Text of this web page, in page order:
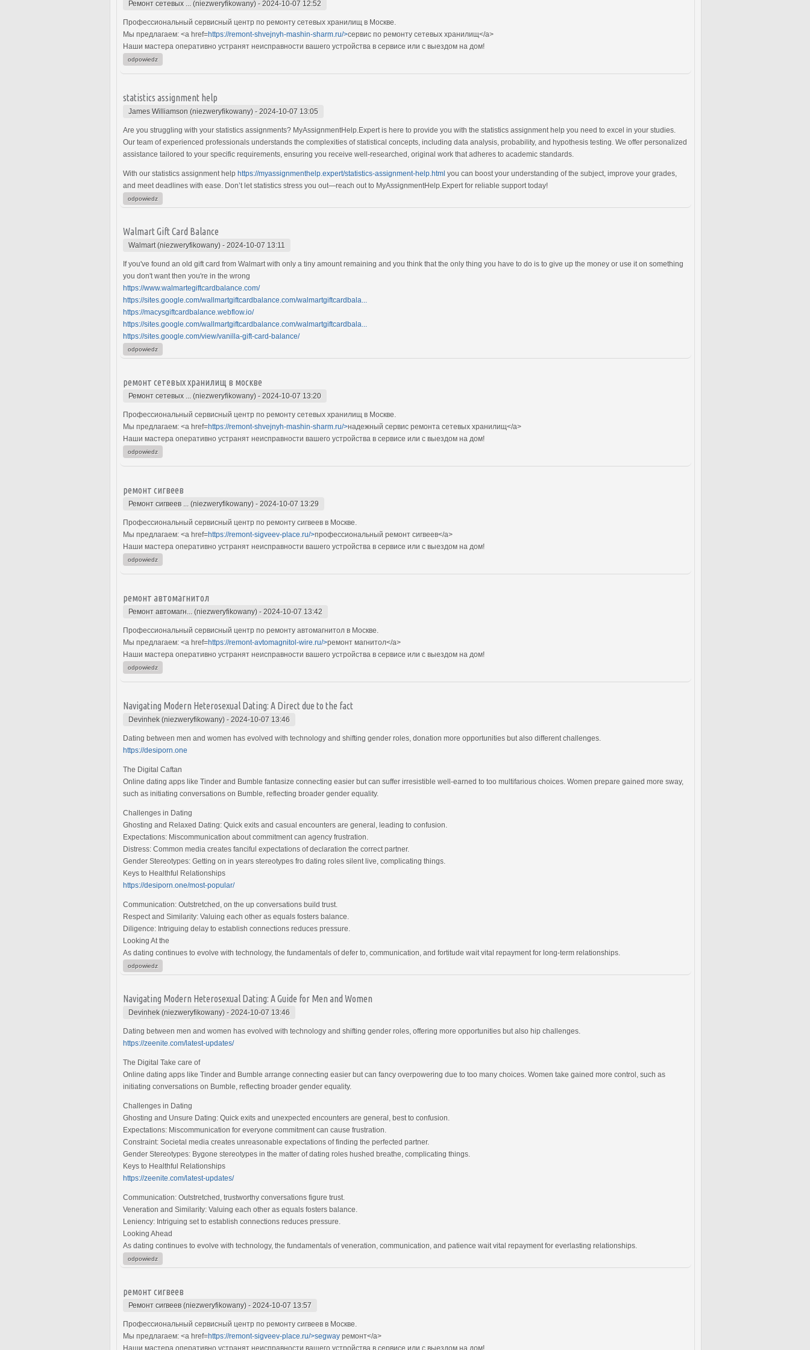
Ремонт сетевых ... (niezweryfikowany) - 2024-10-07 12:52
Профессиональный сервисный центр по ремонту сетевых хранилищ в Москве.
Мы предлагаем: <a href=https://remont-shvejnyh-mashin-sharm.ru/>сервис по ремонту сетевых хранилищ</a>
Наши мастера оперативно устранят неисправности вашего устройства в сервисе или с выездом на дом!
odpowiedz
statistics assignment help
James Williamson (niezweryfikowany) - 2024-10-07 13:05
Are you struggling with your statistics assignments? MyAssignmentHelp.Expert is here to provide you with the statistics assignment help you need to excel in your studies.
Our team of experienced professionals understands the complexities of statistical concepts, including data analysis, probability, and hypothesis testing. We offer personalized
assistance tailored to your specific requirements, ensuring you receive well-researched, original work that adheres to academic standards.
With our statistics assignment help https://myassignmenthelp.expert/statistics-assignment-help.html you can boost your understanding of the subject, improve your grades,
and meet deadlines with ease. Don’t let statistics stress you out—reach out to MyAssignmentHelp.Expert for reliable support today!
odpowiedz
Walmart Gift Card Balance
Walmart (niezweryfikowany) - 2024-10-07 13:11
If you've found an old gift card from Walmart with only a tiny amount remaining and you think that the only thing you have to do is to give up the money or use it on something
you don't want then you're in the wrong
https://www.walmartegiftcardbalance.com/
https://sites.google.com/wallmartgiftcardbalance.com/walmartgiftcardbala...
https://macysgiftcardbalance.webflow.io/
https://sites.google.com/wallmartgiftcardbalance.com/walmartgiftcardbala...
https://sites.google.com/view/vanilla-gift-card-balance/
odpowiedz
ремонт сетевых хранилищ в москве
Ремонт сетевых ... (niezweryfikowany) - 2024-10-07 13:20
Профессиональный сервисный центр по ремонту сетевых хранилищ в Москве.
Мы предлагаем: <a href=https://remont-shvejnyh-mashin-sharm.ru/>надежный сервис ремонта сетевых хранилищ</a>
Наши мастера оперативно устранят неисправности вашего устройства в сервисе или с выездом на дом!
odpowiedz
ремонт сигвеев
Ремонт сигвеев ... (niezweryfikowany) - 2024-10-07 13:29
Профессиональный сервисный центр по ремонту сигвеев в Москве.
Мы предлагаем: <a href=https://remont-sigveev-place.ru/>профессиональный ремонт сигвеев</a>
Наши мастера оперативно устранят неисправности вашего устройства в сервисе или с выездом на дом!
odpowiedz
ремонт автомагнитол
Ремонт автомагн... (niezweryfikowany) - 2024-10-07 13:42
Профессиональный сервисный центр по ремонту автомагнитол в Москве.
Мы предлагаем: <a href=https://remont-avtomagnitol-wire.ru/>ремонт магнитол</a>
Наши мастера оперативно устранят неисправности вашего устройства в сервисе или с выездом на дом!
odpowiedz
Navigating Modern Heterosexual Dating: A Direct due to the fact
Devinhek (niezweryfikowany) - 2024-10-07 13:46
Dating between men and women has evolved with technology and shifting gender roles, donation more opportunities but also different challenges.
https://desiporn.one
The Digital Caftan
Online dating apps like Tinder and Bumble fantasize connecting easier but can suffer irresistible well-earned to too multifarious choices. Women prepare gained more sway,
such as initiating conversations on Bumble, reflecting broader gender equality.
Challenges in Dating
Ghosting and Relaxed Dating: Quick exits and casual encounters are general, leading to confusion.
Expectations: Miscommunication about commitment can agency frustration.
Distress: Common media creates fanciful expectations of declaration the correct partner.
Gender Stereotypes: Getting on in years stereotypes fro dating roles silent live, complicating things.
Keys to Healthful Relationships
https://desiporn.one/most-popular/
Communication: Outstretched, on the up conversations build trust.
Respect and Similarity: Valuing each other as equals fosters balance.
Diligence: Intriguing delay to establish connections reduces pressure.
Looking At the
As dating continues to evolve with technology, the fundamentals of defer to, communication, and fortitude wait vital repayment for long-term relationships.
odpowiedz
Navigating Modern Heterosexual Dating: A Guide for Men and Women
Devinhek (niezweryfikowany) - 2024-10-07 13:46
Dating between men and women has evolved with technology and shifting gender roles, offering more opportunities but also hip challenges.
https://zeenite.com/latest-updates/
The Digital Take care of
Online dating apps like Tinder and Bumble arrange connecting easier but can fancy overpowering due to too many choices. Women take gained more control, such as
initiating conversations on Bumble, reflecting broader gender equality.
Challenges in Dating
Ghosting and Unsure Dating: Quick exits and unexpected encounters are general, best to confusion.
Expectations: Miscommunication for everyone commitment can cause frustration.
Constraint: Societal media creates unreasonable expectations of finding the perfected partner.
Gender Stereotypes: Bygone stereotypes in the matter of dating roles hushed breathe, complicating things.
Keys to Healthful Relationships
https://zeenite.com/latest-updates/
Communication: Outstretched, trustworthy conversations figure trust.
Veneration and Similarity: Valuing each other as equals fosters balance.
Leniency: Intriguing set to establish connections reduces pressure.
Looking Ahead
As dating continues to evolve with technology, the fundamentals of veneration, communication, and patience wait vital repayment for everlasting relationships.
odpowiedz
ремонт сигвеев
Ремонт сигвеев (niezweryfikowany) - 2024-10-07 13:57
Профессиональный сервисный центр по ремонту сигвеев в Москве.
Мы предлагаем: <a href=https://remont-sigveev-place.ru/>segway ремонт</a>
Наши мастера оперативно устранят неисправности вашего устройства в сервисе или с выездом на дом!